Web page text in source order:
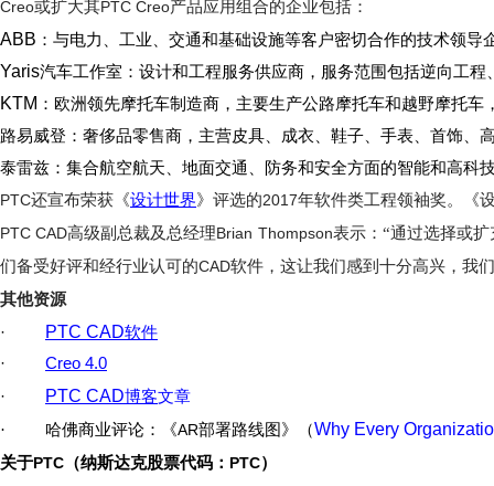
Creo或扩大其PTC Creo产品应用组合的企业包括：
ABB ：与电力、工业、交通和基础设施等客户密切合作的技术领
Yaris汽车工作室 ：设计和工程服务供应商，服务范围包括逆向工
KTM ：欧洲领先摩托车制造商，主要生产公路摩托车和越野摩托车
路易威登 ：奢侈品零售商，主营皮具、成衣、鞋子、手表、首饰、
泰雷兹 ：集合航空航天、地面交通、防务和安全方面的智能和高科
PTC还宣布荣获《设计世界》评选的2017年软件类工程领袖奖。《
PTC CAD高级副总裁及总经理Brian Thompson表示：“通过选择或扩
们备受好评和经行业认可的CAD软件，这让我们感到十分高兴，我
其他资源
· PTC CAD软件
·
Creo 4.0
·
PTC CAD博客文章
· 哈佛商业评论：《AR部署路线图》（Why Every
关于PTC （纳斯达克股票代码： PTC）